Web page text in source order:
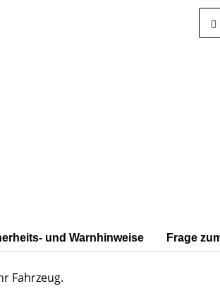
und Warnhinweise Frage
Fahrzeug.